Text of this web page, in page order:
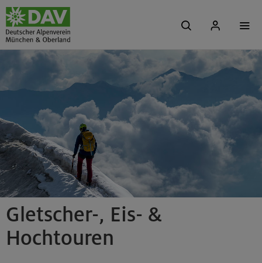
Gletscher-, Eis- &
Hochtouren